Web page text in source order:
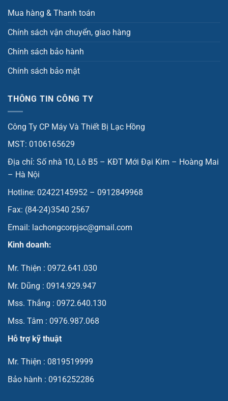
Mua hàng & Thanh toán
Chính sách vận chuyển, giao hàng
Chính sách bảo hành
Chính sách bảo mật
THÔNG TIN CÔNG TY
Công Ty CP Máy Và Thiết Bị Lạc Hồng
MST: 0106165629
Địa chỉ: Số nhà 10, Lô B5 – KĐT Mới Đại Kim – Hoàng Mai
– Hà Nội
Hotline: 02422145952 – 0912849968
Fax: (84-24)3540 2567
Email: lachongcorpjsc@gmail.com
Kinh doanh:
Mr. Thiện : 0972.641.030
Mr. Dũng : 0914.929.947
Mss. Thắng : 0972.640.130
Mss. Tâm : 0976.987.068
Hỗ trợ kỹ thuật
Mr. Thiện : 0819519999
Bảo hành : 0916252286